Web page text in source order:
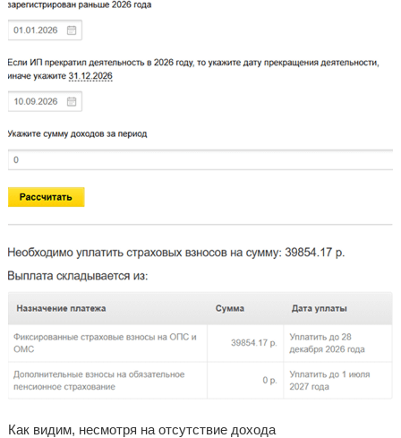
Как видим, несмотря на отсутствие дохода